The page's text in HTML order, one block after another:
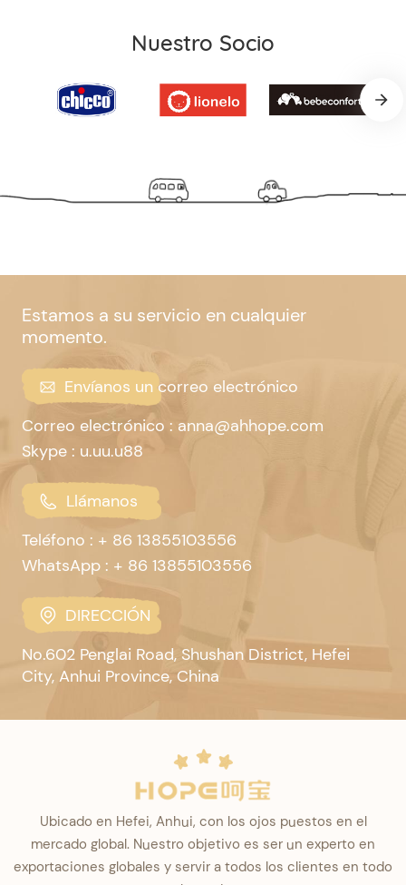
Nuestro Socio
Estamos a su servicio en cualquier
momento.
Envíanos un correo electrónico
Correo electrónico : anna@ahhope.com
Skype : u.uu.u88
Llámanos
Teléfono : + 86 13855103556
WhatsApp : + 86 13855103556
DIRECCIÓN
No.602 Penglai Road, Shushan District, Hefei
City, Anhui Province, China
Ubicado en Hefei, Anhui, con los ojos puestos en el
mercado global. Nuestro objetivo es ser un experto en
exportaciones globales y servir a todos los clientes en todo